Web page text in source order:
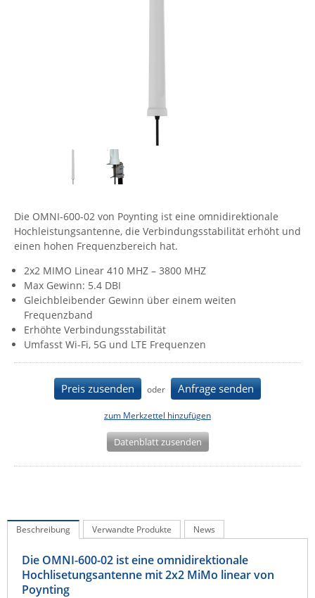
RMA / Rücksendung / Support
Enginko - mcf88
Fokus Technologies
Gude
Guntermann & Drunck
High Sec Labs
HW group
Icron
IEC Lock
Kramer Electronics
LigoWave
Netio
Panorama Antennas
PatchSee
Die OMNI-600-02 von Poynting ist eine omnidirektionale
Hochleistungsantenne, die Verbindungsstabilität erhöht und
einen hohen Frequenzbereich hat.
2x2 MIMO Linear 410 MHZ – 3800 MHZ
Max Gewinn: 5.4 DBI
Gleichbleibender Gewinn über einem weiten
Frequenzband
Erhöhte Verbindungsstabilität
Umfasst Wi-Fi, 5G und LTE Frequenzen
Preis zusenden oder Anfrage senden
zum Merkzettel hinzufügen
Datenblatt zusenden
Beschreibung Verwandte Produkte News
Die OMNI-600-02 ist eine omnidirektionale
Hochlisetungsantenne mit 2x2 MiMo linear von
Poynting